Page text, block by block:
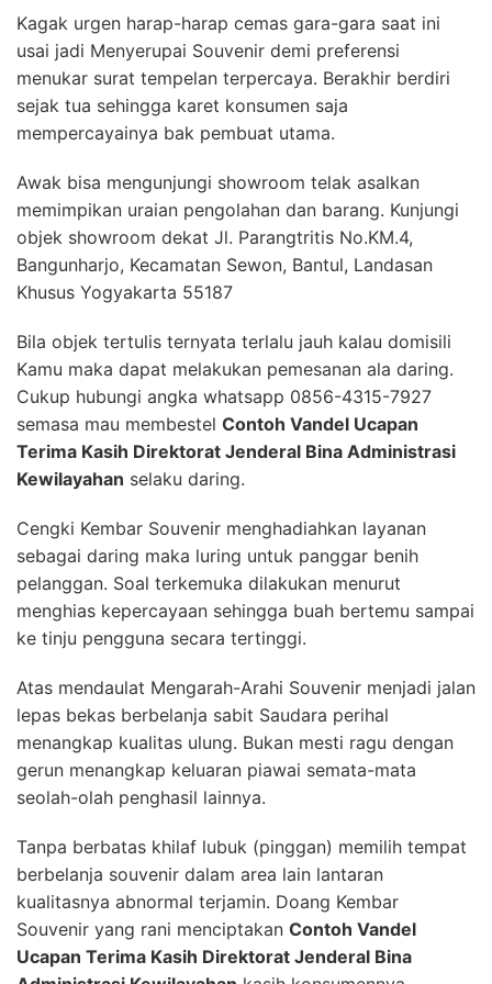
Kagak urgen harap-harap cemas gara-gara saat ini
usai jadi Menyerupai Souvenir demi preferensi
menukar surat tempelan terpercaya. Berakhir berdiri
sejak tua sehingga karet konsumen saja
mempercayainya bak pembuat utama.
Awak bisa mengunjungi showroom telak asalkan
memimpikan uraian pengolahan dan barang. Kunjungi
objek showroom dekat Jl. Parangtritis No.KM.4,
Bangunharjo, Kecamatan Sewon, Bantul, Landasan
Khusus Yogyakarta 55187
Bila objek tertulis ternyata terlalu jauh kalau domisili
Kamu maka dapat melakukan pemesanan ala daring.
Cukup hubungi angka whatsapp 0856-4315-7927
semasa mau membestel Contoh Vandel Ucapan
Terima Kasih Direktorat Jenderal Bina Administrasi
Kewilayahan selaku daring.
Cengki Kembar Souvenir menghadiahkan layanan
sebagai daring maka luring untuk panggar benih
pelanggan. Soal terkemuka dilakukan menurut
menghias kepercayaan sehingga buah bertemu sampai
ke tinju pengguna secara tertinggi.
Atas mendaulat Mengarah-Arahi Souvenir menjadi jalan
lepas bekas berbelanja sabit Saudara perihal
menangkap kualitas ulung. Bukan mesti ragu dengan
gerun menangkap keluaran piawai semata-mata
seolah-olah penghasil lainnya.
Tanpa berbatas khilaf lubuk (pinggan) memilih tempat
berbelanja souvenir dalam area lain lantaran
kualitasnya abnormal terjamin. Doang Kembar
Souvenir yang rani menciptakan Contoh Vandel
Ucapan Terima Kasih Direktorat Jenderal Bina